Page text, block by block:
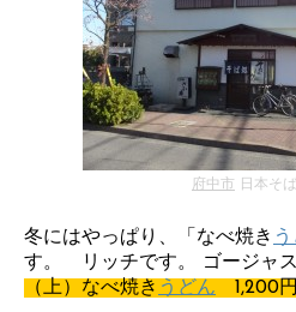
府中市 日本そ
冬にはやっぱり、「なべ焼き
す。 リッチです。 ゴージャ
（上）なべ焼き うどん 1,200円